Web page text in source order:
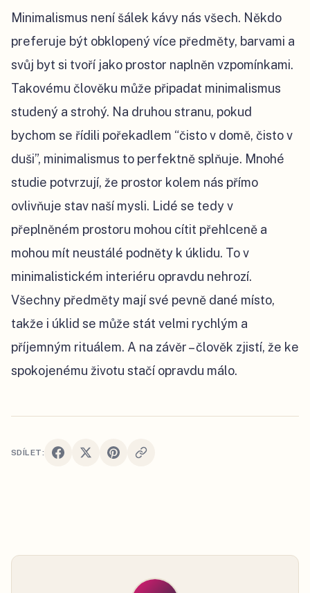
Minimalismus není šálek kávy nás všech. Někdo
preferuje být obklopený více předměty, barvami a
svůj byt si tvoří jako prostor naplněn vzpomínkami.
Takovému člověku může připadat minimalismus
studený a strohý. Na druhou stranu, pokud
bychom se řídili pořekadlem “čisto v domě, čisto v
duši”, minimalismus to perfektně splňuje. Mnohé
studie potvrzují, že prostor kolem nás přímo
ovlivňuje stav naší mysli. Lidé se tedy v
přeplněném prostoru mohou cítit přehlceně a
mohou mít neustálé podněty k úklidu. To v
minimalistickém interiéru opravdu nehrozí.
Všechny předměty mají své pevně dané místo,
takže i úklid se může stát velmi rychlým a
příjemným rituálem. A na závěr – člověk zjistí, že ke
spokojenému životu stačí opravdu málo.
SDÍLET: